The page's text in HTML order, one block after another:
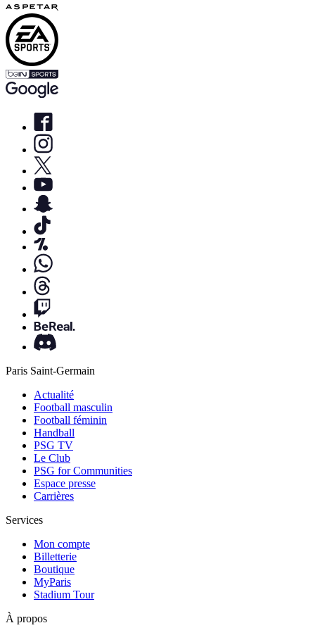
Paris Saint-Germain
Actualité
Football masculin
Football féminin
Handball
PSG TV
Le Club
PSG for Communities
Espace presse
Carrières
Services
Mon compte
Billetterie
Boutique
MyParis
Stadium Tour
À propos